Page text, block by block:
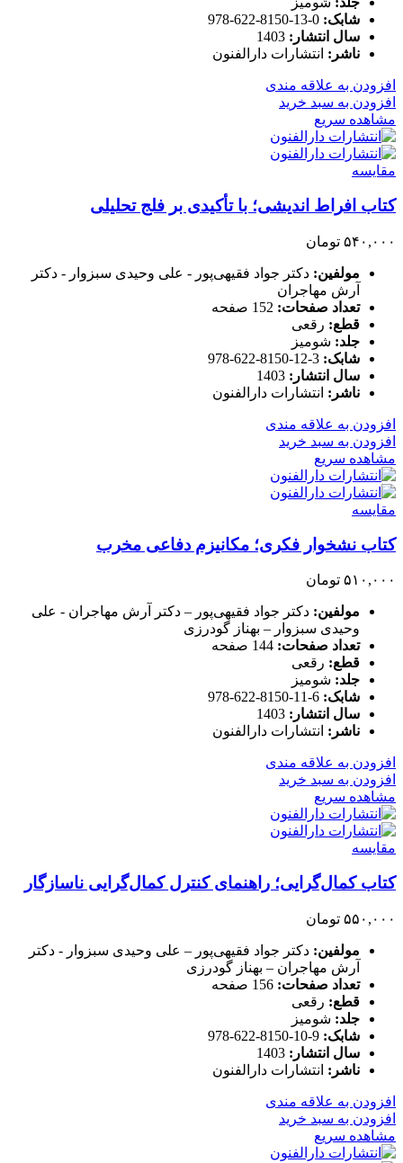
شابک:
سال انتشار:
ناشر: انتشارات دارالفنون
افزودن به علاقه مندی
افزودن به سبد خرید
مشاهده سریع
مقایسه
کتاب افراط ‌اندیشی؛ با تأکیدی بر فلج تحلیلی
۵۴۰,۰۰۰ تومان
مولفین: دکتر جواد فقیهی‌پور - علی وحیدی سبزوار - دکتر
آرش مهاجران
تعداد صفحات:
قطع: رقعی
جلد: شومیز
شابک:
سال انتشار:
ناشر: انتشارات دارالفنون
افزودن به علاقه مندی
افزودن به سبد خرید
مشاهده سریع
مقایسه
کتاب نشخوار فکری؛ مکانیزم دفاعی مخرب
۵۱۰,۰۰۰ تومان
مولفین: دکتر جواد فقیهی‌پور – دکتر آرش مهاجران - علی
وحیدی سبزوار – بهناز گودرزی
تعداد صفحات:
قطع: رقعی
جلد: شومیز
شابک:
سال انتشار:
ناشر: انتشارات دارالفنون
افزودن به علاقه مندی
افزودن به سبد خرید
مشاهده سریع
مقایسه
کتاب کمال‌گرایی؛ راهنمای کنترل کمال‌گرایی ناسازگار
۵۵۰,۰۰۰ تومان
مولفین: دکتر جواد فقیهی‌پور – علی وحیدی سبزوار - دکتر
آرش مهاجران – بهناز گودرزی
تعداد صفحات:
قطع: رقعی
جلد: شومیز
شابک:
سال انتشار:
ناشر: انتشارات دارالفنون
افزودن به علاقه مندی
افزودن به سبد خرید
مشاهده سریع